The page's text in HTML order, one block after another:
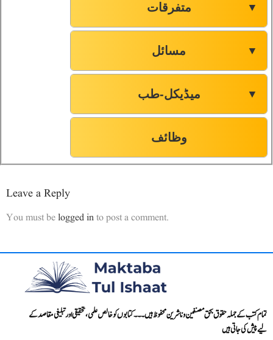
متفرقات ▼
مسائل ▼
میڈیکل-طب ▼
وظائف
Leave a Reply
You must belogged into post a comment.
تمام کتب کے جملہ حقوق بحق مصنفین و ناشرین محفوظ ہیں۔۔۔ کتابوں کو خالص علمی، تحقیقی اور تبلیغی مقاصد کے
لیے پیش کی جاتی ہیں